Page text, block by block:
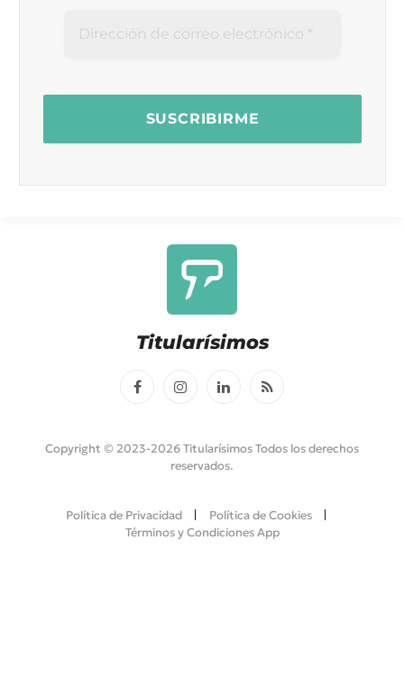
Titularísimos
FacebookInstagramLinkedInRSS
Copyright © 2023-2026 Titularísimos Todos los derechos
reservados.
Política de Privacidad
Política de Cookies
Términos y Condiciones App